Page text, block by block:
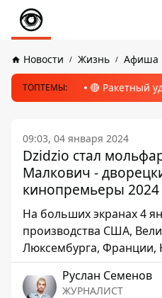
Новости Жизнь Афиша
ТОПТЕМЫ: 🔴 Ракетный
09:03, 04 января 2024
Dzidzio стал
Малкович -
кинопремьеры 2024
На больших экранах 4
производства США,
Люксембурга, Франции,
Руслан Семенов
ЖУРНАЛИСТ